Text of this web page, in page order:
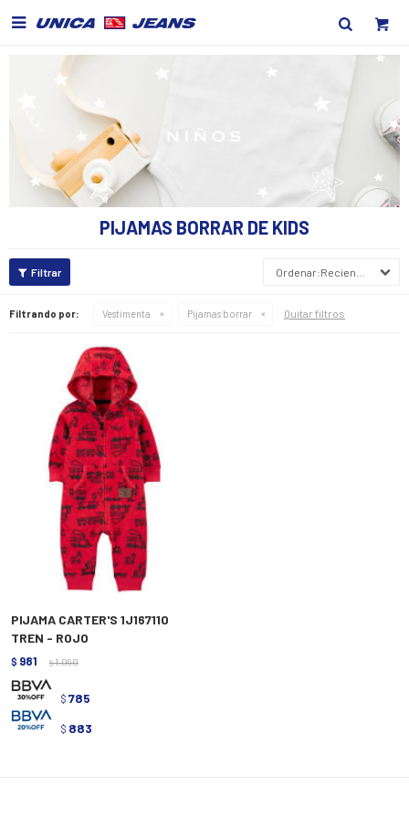

PIJAMAS BORRAR DE KIDS
Recientes
Filtrando por: Vestimenta Pijamas borrar Quitar filtros
PIJAMA CARTER'S 1J167110
TREN - ROJO
$ 981 $ 1.090
$ 785
$ 883